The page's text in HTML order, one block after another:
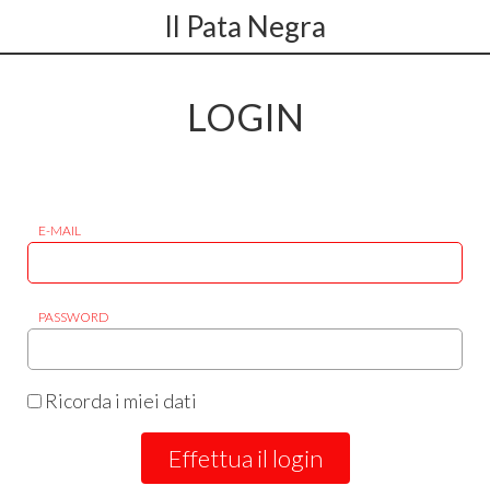
Il Pata Negra
LOGIN
E-MAIL
PASSWORD
Ricorda i miei dati